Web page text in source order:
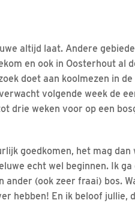
altijd laat. Andere
en ook in Oosterhout al
doet aan koolmezen in
volgende week de
drie weken voor op een
goedkomen, het mag
echt wel beginnen. Ik
ander (ook zeer fraai) bos.
hebben! En ik beloof jullie,